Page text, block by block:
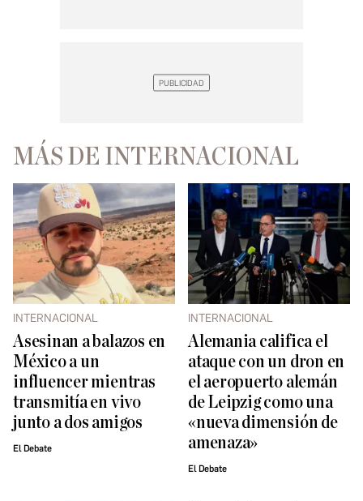
MÁS DE INTERNACIONAL
INTERNACIONAL
Asesinan a balazos en
México a un
influencer mientras
transmitía en vivo
junto a dos amigos
El Debate
INTERNACIONAL
Alemania califica el
ataque con un dron en
el aeropuerto alemán
de Leipzig como una
«nueva dimensión de
amenaza»
El Debate